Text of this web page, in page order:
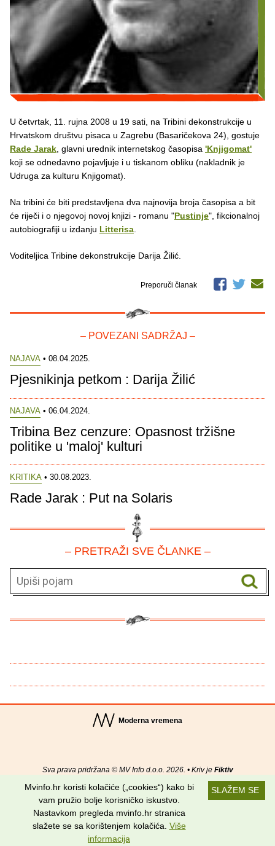
U četvrtak, 11. rujna 2008 u 19 sati, na Tribini dekonstrukcije u
Hrvatskom društvu pisaca u Zagrebu (Basaričekova 24), gostuje
Rade Jarak, glavni urednik internetskog časopisa 'Knjigomat'
koji se odnedavno pojavljuje i u tiskanom obliku (nakladnik je
Udruga za kulturu Knjigomat).
Na tribini će biti predstavljena dva najnovija broja časopisa a bit
će riječi i o njegovoj novoj knjizi - romanu "Pustinje", fikcionalnoj
autobiografiji u izdanju Litterisa.
Voditeljica Tribine dekonstrukcije Darija Žilić.
Preporuči članak
– POVEZANI SADRŽAJ –
NAJAVA • 08.04.2025.
Pjesnikinja petkom : Darija Žilić
NAJAVA • 06.04.2024.
Tribina Bez cenzure: Opasnost tržišne
politike u 'maloj' kulturi
KRITIKA • 30.08.2023.
Rade Jarak : Put na Solaris
– PRETRAŽI SVE ČLANKE –
Moderna vremena
Sva prava pridržana © MV Info d.o.o. 2026. • Kriv je Fiktiv
Uvjeti korištenja RSS kanali
Potraži nas na:
SLAŽEM SE
Mvinfo.hr koristi kolačiće („cookies“) kako bi
vam pružio bolje korisničko iskustvo.
Nastavkom pregleda mvinfo.hr stranica
slažete se sa korištenjem kolačića. Više
informacija